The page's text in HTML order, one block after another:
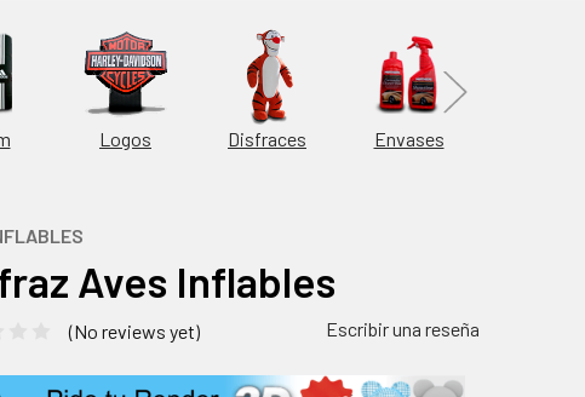
Logos Disfraces Envases
Aves Inflables
(No reviews yet) Escribir una reseña